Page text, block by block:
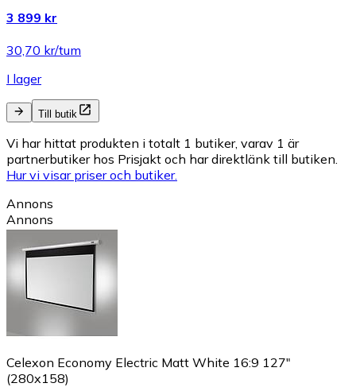
3 899 kr
30,70 kr/tum
I lager
Till butik
Vi har hittat produkten i totalt 1 butiker, varav 1 är
partnerbutiker hos Prisjakt och har direktlänk till butiken.
Hur vi visar priser och butiker.
Annons
Annons
Celexon Economy Electric Matt White 16:9 127"
(280x158)